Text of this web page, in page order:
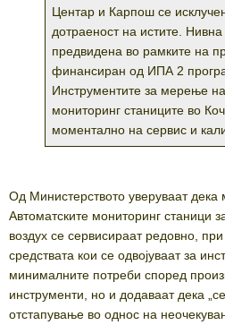
Центар и Карпош се
дотраеност на истите.
предвидена во рамките на
финансиран од ИПА 2
Инструментите за мерење
мониторинг станиците во
моментално на сервис и
Од Министерството уверуваат дека
Автоматските мониторинг станици
воздух се сервисираат редовно,
средствата кои се одвојуваат за
минималните потреби според
инструменти, но и додаваат дека
отстапување во однос на